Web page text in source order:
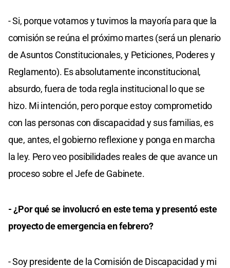
- Si, porque votamos y tuvimos la mayoría para que la
comisión se reúna el próximo martes (será un plenario
de Asuntos Constitucionales, y Peticiones, Poderes y
Reglamento). Es absolutamente inconstitucional,
absurdo, fuera de toda regla institucional lo que se
hizo. Mi intención, pero porque estoy comprometido
con las personas con discapacidad y sus familias, es
que, antes, el gobierno reflexione y ponga en marcha
la ley. Pero veo posibilidades reales de que avance un
proceso sobre el Jefe de Gabinete.
- ¿Por qué se involucró en este tema y presentó este
proyecto de emergencia en febrero?
- Soy presidente de la Comisión de Discapacidad y mi